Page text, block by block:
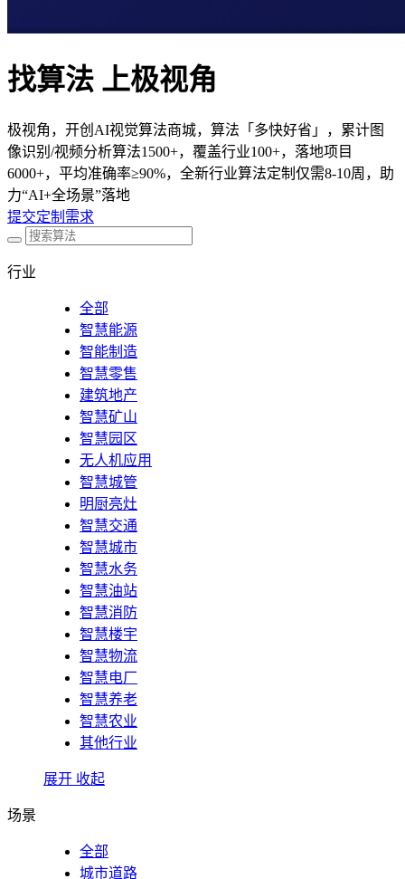
找算法 上极视角
极视角，开创AI视觉算法商城，算法「多快好省」，累计图
像识别/视频分析算法1500+，覆盖行业100+，落地项目
6000+，平均准确率≥90%，全新行业算法定制仅需8-10周，助
力“AI+全场景”落地
提交定制需求
行业
全部
智慧能源
智能制造
智慧零售
建筑地产
智慧矿山
智慧园区
无人机应用
智慧城管
明厨亮灶
智慧交通
智慧城市
智慧水务
智慧油站
智慧消防
智慧楼宇
智慧物流
智慧电厂
智慧养老
智慧农业
其他行业
展开 收起
场景
全部
城市道路